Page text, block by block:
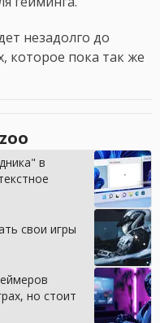
незадолго до
которое пока так же
в
свои игры
но стоит